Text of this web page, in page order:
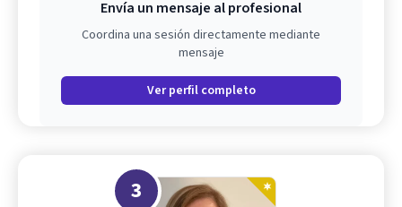
Envía un mensaje al profesional
Coordina una sesión directamente mediante
mensaje
Ver perfil completo
3